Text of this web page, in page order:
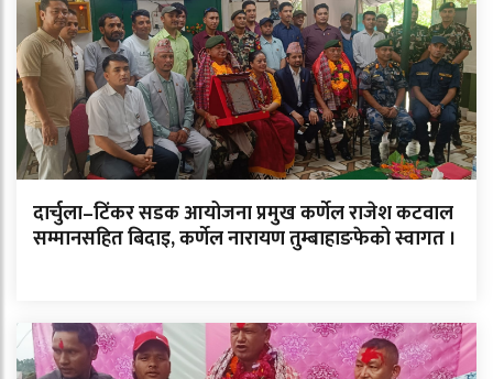
दार्चुला–टिंकर सडक आयोजना प्रमुख कर्णेल राजेश कटवाल
सम्मानसहित बिदाइ, कर्णेल नारायण तुम्बाहाङफेको स्वागत ।